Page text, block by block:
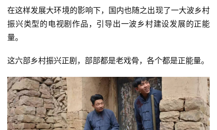
在这样发展大环境的影响下，国内也随之出现了一大波乡村
振兴类型的电视剧作品，引导出一波乡村建设发展的正能
量。
这六部乡村振兴正剧，部部都是老戏骨，各个都是正能量。